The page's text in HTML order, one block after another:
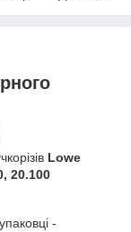
Lowe
20.100
-